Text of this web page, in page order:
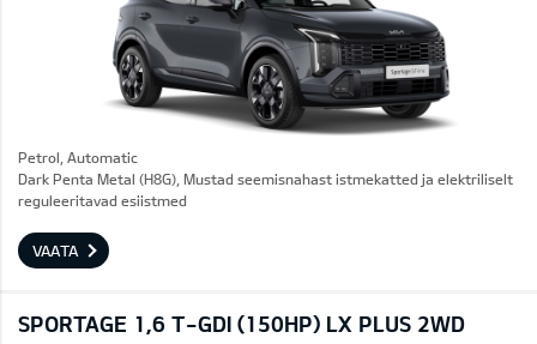
Petrol, Automatic
Dark Penta Metal (H8G), Mustad seemisnahast istmekatted ja elektriliselt
reguleeritavad esiistmed
VAATA
SPORTAGE 1,6 T-GDI (150HP) LX PLUS 2WD